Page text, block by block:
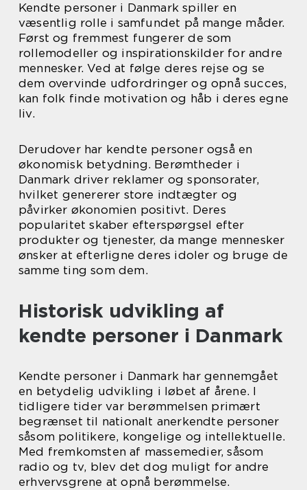
Kendte personer i Danmark spiller en
væsentlig rolle i samfundet på mange måder.
Først og fremmest fungerer de som
rollemodeller og inspirationskilder for andre
mennesker. Ved at følge deres rejse og se
dem overvinde udfordringer og opnå succes,
kan folk finde motivation og håb i deres egne
liv.
Derudover har kendte personer også en
økonomisk betydning. Berømtheder i
Danmark driver reklamer og sponsorater,
hvilket genererer store indtægter og
påvirker økonomien positivt. Deres
popularitet skaber efterspørgsel efter
produkter og tjenester, da mange mennesker
ønsker at efterligne deres idoler og bruge de
samme ting som dem.
Historisk udvikling af
kendte personer i Danmark
Kendte personer i Danmark har gennemgået
en betydelig udvikling i løbet af årene. I
tidligere tider var berømmelsen primært
begrænset til nationalt anerkendte personer
såsom politikere, kongelige og intellektuelle.
Med fremkomsten af massemedier, såsom
radio og tv, blev det dog muligt for andre
erhvervsgrene at opnå berømmelse.